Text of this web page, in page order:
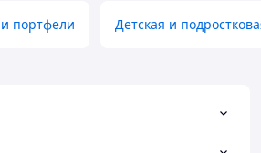
портфели Детская и